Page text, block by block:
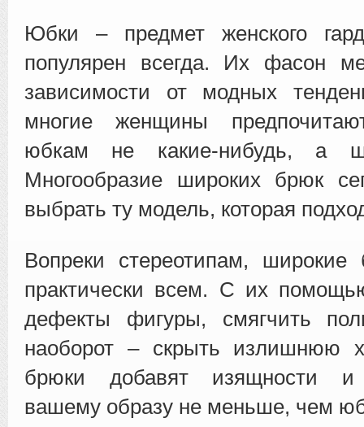
Юбки – предмет женского
популярен всегда. Их фасон
зависимости от модных
многие женщины
юбкам не какие-нибудь, а
Многообразие широких брюк
выбрать ту модель, которая
Вопреки стереотипам, широкие
практически всем. С их
дефекты фигуры, смягчить
наоборот – скрыть излишнюю
брюки добавят изящности и
вашему образу не меньше, чем